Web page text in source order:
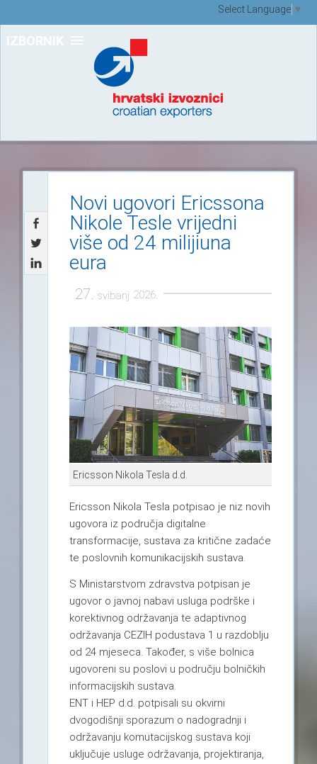
IZBORNIK
Select Language ▼
Novi ugovori Ericssona
Nikole Tesle vrijedni
više od 24 milijiuna
eura
27. svibanj 2026.
Ericsson Nikola Tesla d.d.
Ericsson Nikola Tesla potpisao je niz novih
ugovora iz područja digitalne
transformacije, sustava za kritične zadaće
te poslovnih komunikacijskih sustava.
S Ministarstvom zdravstva potpisan je
ugovor o javnoj nabavi usluga podrške i
korektivnog održavanja te adaptivnog
održavanja CEZIH podustava 1 u razdoblju
od 24 mjeseca. Također, s više bolnica
ugovoreni su poslovi u području bolničkih
informacijskih sustava.
ENT i HEP d.d. potpisali su okvirni
dvogodišnji sporazum o nadogradnji i
održavanju komutacijskog sustava koji
uključuje usluge održavanja, projektiranja,